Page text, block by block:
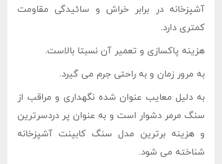
آشپزخانه در برابر خراش و سائیدگی مقاومت
کمتری دارد.
هزینه پاکسازی و تعمیر آن نسبتا بالاست.
به مرور زمان و به راحتی جرم می گیرد.
به دلیل معایب عنوان شده نگهداری و مراقب از
سنگ مرمر دشوار است و به عنوان پر دردسرترین
و هزینه برترین مدل سنگ کابینت آشپزخانه
شناخته می شود.